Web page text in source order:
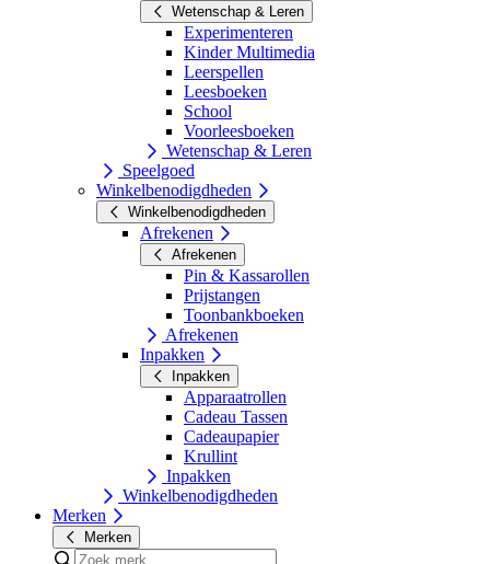
Wetenschap & Leren
Experimenteren
Kinder Multimedia
Leerspellen
Leesboeken
School
Voorleesboeken
Wetenschap & Leren
Speelgoed
Winkelbenodigdheden
Winkelbenodigdheden
Afrekenen
Afrekenen
Pin & Kassarollen
Prijstangen
Toonbankboeken
Afrekenen
Inpakken
Inpakken
Apparaatrollen
Cadeau Tassen
Cadeaupapier
Krullint
Inpakken
Winkelbenodigdheden
Merken
Merken